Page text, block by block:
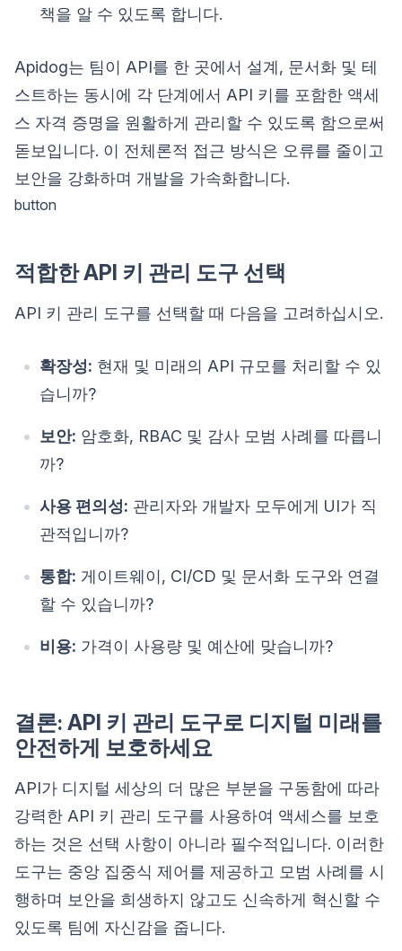
책을 알 수 있도록 합니다.
Apidog는 팀이 API를 한 곳에서 설계, 문서화 및 테
스트하는 동시에 각 단계에서 API 키를 포함한 액세
스 자격 증명을 원활하게 관리할 수 있도록 함으로써
돋보입니다. 이 전체론적 접근 방식은 오류를 줄이고
보안을 강화하며 개발을 가속화합니다.
button
적합한 API 키 관리 도구 선택
API 키 관리 도구를 선택할 때 다음을 고려하십시오.
확장성: 현재 및 미래의 API 규모를 처리할 수 있
습니까?
보안: 암호화, RBAC 및 감사 모범 사례를 따릅니
까?
사용 편의성: 관리자와 개발자 모두에게 UI가 직
관적입니까?
통합: 게이트웨이, CI/CD 및 문서화 도구와 연결
할 수 있습니까?
비용: 가격이 사용량 및 예산에 맞습니까?
결론: API 키 관리 도구로 디지털 미래를
안전하게 보호하세요
API가 디지털 세상의 더 많은 부분을 구동함에 따라
강력한 API 키 관리 도구를 사용하여 액세스를 보호
하는 것은 선택 사항이 아니라 필수적입니다. 이러한
도구는 중앙 집중식 제어를 제공하고 모범 사례를 시
행하며 보안을 희생하지 않고도 신속하게 혁신할 수
있도록 팀에 자신감을 줍니다.